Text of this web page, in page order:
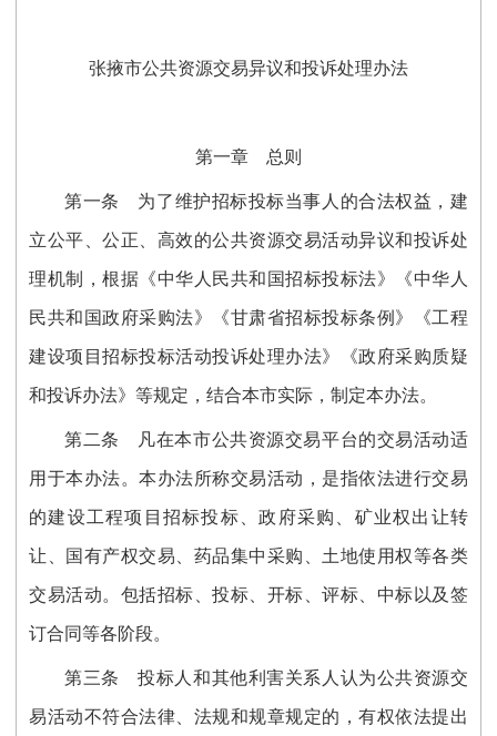
张掖市公共资源交易异议和投诉处理办法
第一章 总则
第一条 为了维护招标投标当事人的合法权益，建
立公平、公正、高效的公共资源交易活动异议和投诉处
理机制，根据《中华人民共和国招标投标法》《中华人
民共和国政府采购法》《甘肃省招标投标条例》《工程
建设项目招标投标活动投诉处理办法》《政府采购质疑
和投诉办法》等规定，结合本市实际，制定本办法。
第二条 凡在本市公共资源交易平台的交易活动适
用于本办法。本办法所称交易活动，是指依法进行交易
的建设工程项目招标投标、政府采购、矿业权出让转
让、国有产权交易、药品集中采购、土地使用权等各类
交易活动。包括招标、投标、开标、评标、中标以及签
订合同等各阶段。
第三条 投标人和其他利害关系人认为公共资源交
易活动不符合法律、法规和规章规定的，有权依法提出